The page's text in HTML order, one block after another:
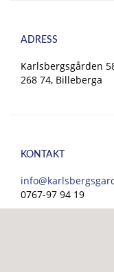
ADRESS
Karlsbergsgården
268 74, Billeberga
KONTAKT
0767-97 94 19